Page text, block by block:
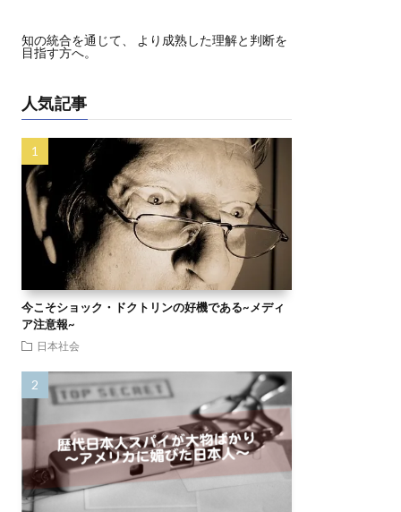
知の統合を通じて、 より成熟した理解と判断を
目指す方へ。
人気記事
今こそショック・ドクトリンの好機である~メディ
ア注意報~
日本社会